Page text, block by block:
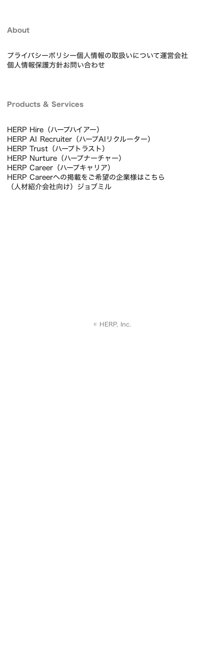
About
プライバシーポリシー個人情報の取扱いについて運営会社
個人情報保護方針お問い合わせ
Products & Services
HERP Hire（ハープハイアー）
HERP AI Recruiter（ハープAIリクルーター）
HERP Trust（ハープトラスト）
HERP Nurture（ハープナーチャー）
HERP Career（ハープキャリア）
HERP Careerへの掲載をご希望の企業様はこちら
（人材紹介会社向け）ジョブミル
© HERP, Inc.